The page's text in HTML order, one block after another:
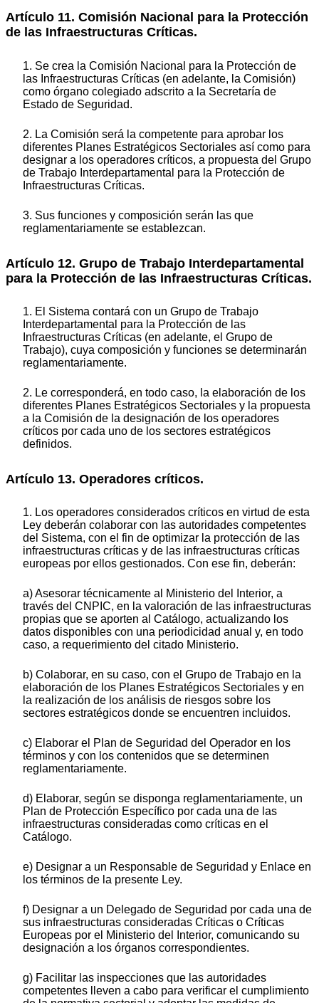
Artículo 11. Comisión Nacional para la Protección
de las Infraestructuras Críticas.
1. Se crea la Comisión Nacional para la Protección de
las Infraestructuras Críticas (en adelante, la Comisión)
como órgano colegiado adscrito a la Secretaría de
Estado de Seguridad.
2. La Comisión será la competente para aprobar los
diferentes Planes Estratégicos Sectoriales así como para
designar a los operadores críticos, a propuesta del Grupo
de Trabajo Interdepartamental para la Protección de
Infraestructuras Críticas.
3. Sus funciones y composición serán las que
reglamentariamente se establezcan.
Artículo 12. Grupo de Trabajo Interdepartamental
para la Protección de las Infraestructuras Críticas.
1. El Sistema contará con un Grupo de Trabajo
Interdepartamental para la Protección de las
Infraestructuras Críticas (en adelante, el Grupo de
Trabajo), cuya composición y funciones se determinarán
reglamentariamente.
2. Le corresponderá, en todo caso, la elaboración de los
diferentes Planes Estratégicos Sectoriales y la propuesta
a la Comisión de la designación de los operadores
críticos por cada uno de los sectores estratégicos
definidos.
Artículo 13. Operadores críticos.
1. Los operadores considerados críticos en virtud de esta
Ley deberán colaborar con las autoridades competentes
del Sistema, con el fin de optimizar la protección de las
infraestructuras críticas y de las infraestructuras críticas
europeas por ellos gestionados. Con ese fin, deberán:
a) Asesorar técnicamente al Ministerio del Interior, a
través del CNPIC, en la valoración de las infraestructuras
propias que se aporten al Catálogo, actualizando los
datos disponibles con una periodicidad anual y, en todo
caso, a requerimiento del citado Ministerio.
b) Colaborar, en su caso, con el Grupo de Trabajo en la
elaboración de los Planes Estratégicos Sectoriales y en
la realización de los análisis de riesgos sobre los
sectores estratégicos donde se encuentren incluidos.
c) Elaborar el Plan de Seguridad del Operador en los
términos y con los contenidos que se determinen
reglamentariamente.
d) Elaborar, según se disponga reglamentariamente, un
Plan de Protección Específico por cada una de las
infraestructuras consideradas como críticas en el
Catálogo.
e) Designar a un Responsable de Seguridad y Enlace en
los términos de la presente Ley.
f) Designar a un Delegado de Seguridad por cada una de
sus infraestructuras consideradas Críticas o Críticas
Europeas por el Ministerio del Interior, comunicando su
designación a los órganos correspondientes.
g) Facilitar las inspecciones que las autoridades
competentes lleven a cabo para verificar el cumplimiento